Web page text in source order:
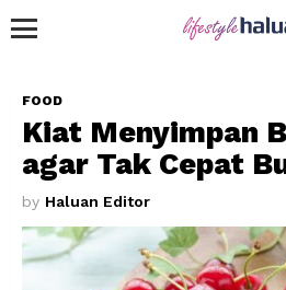
FOOD
Kiat Menyimpan
agar Tak Cepat
by Haluan Editor